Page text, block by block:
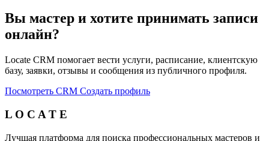
Вы мастер и хотите принимать записи
онлайн?
Locate CRM помогает вести услуги, расписание, клиентскую
базу, заявки, отзывы и сообщения из публичного профиля.
Посмотреть CRM Создать профиль
L O C A T E
Лучшая платформа для поиска профессиональных мастеров и